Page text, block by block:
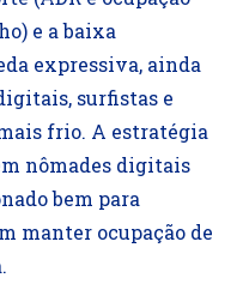
e a baixa
expressiva, ainda
surfistas e
frio. A estratégia
nômades digitais
bem para
manter ocupação de